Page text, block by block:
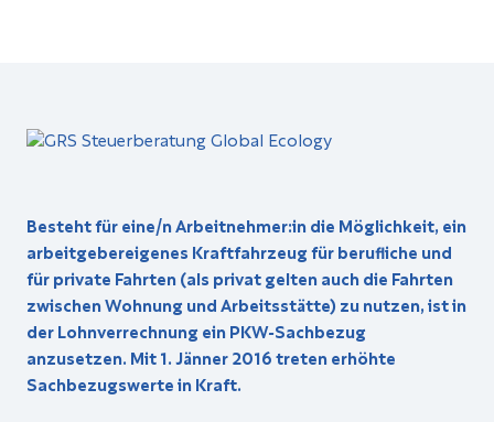
Besteht für eine/n Arbeitnehmer:in die Möglichkeit, ein
arbeitgebereigenes Kraftfahrzeug für berufliche und
für private Fahrten (als privat gelten auch die Fahrten
zwischen Wohnung und Arbeitsstätte) zu nutzen, ist in
der Lohnverrechnung ein PKW-Sachbezug
anzusetzen. Mit 1. Jänner 2016 treten erhöhte
Sachbezugswerte in Kraft.